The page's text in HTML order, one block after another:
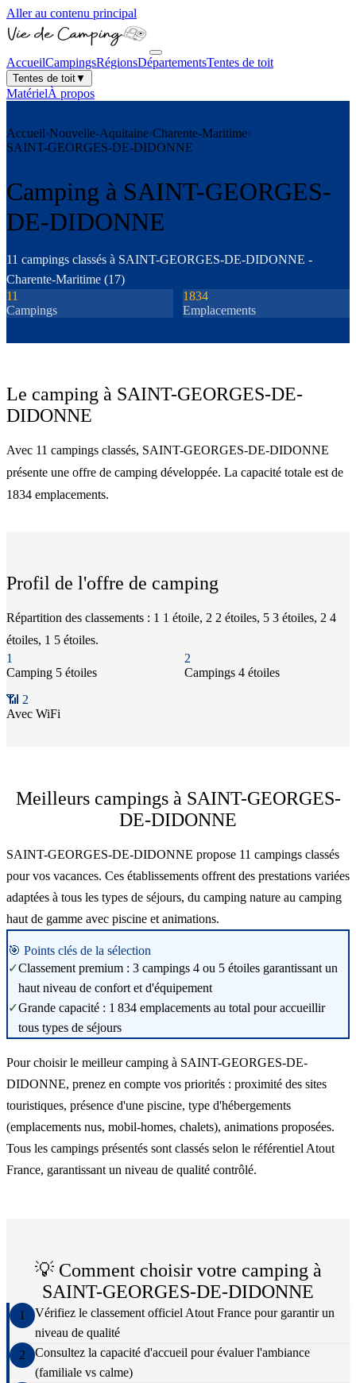
Aller au contenu principal
AccueilCampingsRégionsDépartementsTentes de toit
Tentes de toit▼
MatérielÀ propos
Accueil›Nouvelle-Aquitaine›Charente-Maritime›
SAINT-GEORGES-DE-DIDONNE
Camping à SAINT-GEORGES-
DE-DIDONNE
11 campings classés à SAINT-GEORGES-DE-DIDONNE -
Charente-Maritime (17)
11
Campings
1834
Emplacements
Le camping à SAINT-GEORGES-DE-
DIDONNE
Avec 11 campings classés, SAINT-GEORGES-DE-DIDONNE
présente une offre de camping développée. La capacité totale est de
1834 emplacements.
Profil de l'offre de camping
Répartition des classements : 1 1 étoile, 2 2 étoiles, 5 3 étoiles, 2 4
étoiles, 1 5 étoiles.
1
Camping 5 étoiles
2
Campings 4 étoiles
📶 2
Avec WiFi
Meilleurs campings à SAINT-GEORGES-
DE-DIDONNE
SAINT-GEORGES-DE-DIDONNE propose 11 campings classés
pour vos vacances. Ces établissements offrent des prestations variées
adaptées à tous les types de séjours, du camping nature au camping
haut de gamme avec piscine et animations.
🎯 Points clés de la sélection
✓Classement premium : 3 campings 4 ou 5 étoiles garantissant un
haut niveau de confort et d'équipement
✓Grande capacité : 1 834 emplacements au total pour accueillir
tous types de séjours
Pour choisir le meilleur camping à SAINT-GEORGES-DE-
DIDONNE, prenez en compte vos priorités : proximité des sites
touristiques, présence d'une piscine, type d'hébergements
(emplacements nus, mobil-homes, chalets), animations proposées.
Tous les campings présentés sont classés selon le référentiel Atout
France, garantissant un niveau de qualité contrôlé.
💡 Comment choisir votre camping à
SAINT-GEORGES-DE-DIDONNE
1
Vérifiez le classement officiel Atout France pour garantir un
niveau de qualité
2
Consultez la capacité d'accueil pour évaluer l'ambiance
(familiale vs calme)